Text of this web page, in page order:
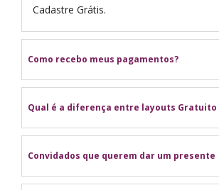
Cadastre Grátis.
Como recebo meus pagamentos?
Qual é a diferença entre layouts Gratuito
Convidados que querem dar um presente